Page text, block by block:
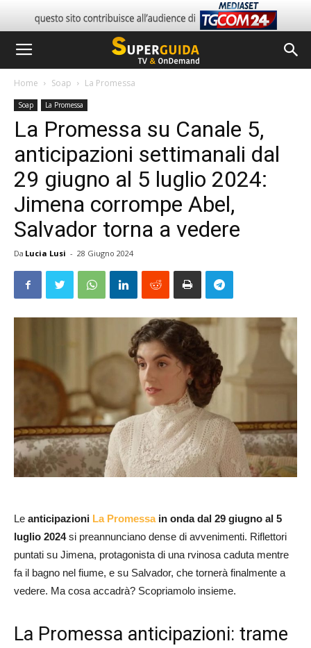
Home Soap La Promessa
Soap La Promessa
La Promessa su Canale 5,
anticipazioni settimanali dal
29 giugno al 5 luglio 2024:
Jimena corrompe Abel,
Salvador torna a vedere
Da Lucia Lusi - 28 Giugno 2024
Le anticipazioni La Promessain onda dal 29 giugno al 5
luglio 2024si preannunciano dense di avvenimenti. Riflettori
puntati su Jimena, protagonista di una rvinosa caduta mentre
fa il bagno nel fiume, e su Salvador, che tornerà finalmente a
vedere. Ma cosa accadrà? Scopriamolo insieme.
La Promessa anticipazioni: trame